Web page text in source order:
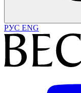
РУС ENG